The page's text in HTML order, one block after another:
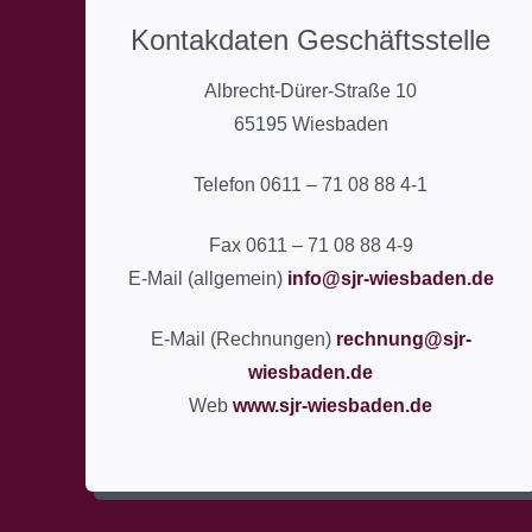
Kontakdaten Geschäftsstelle
Albrecht-Dürer-Straße 10
65195 Wiesbaden
Telefon 0611 – 71 08 88 4-1
Fax 0611 – 71 08 88 4-9
E-Mail (allgemein) info@sjr-wiesbaden.de
E-Mail (Rechnungen) rechnung@sjr-
wiesbaden.de
Webwww.sjr-wiesbaden.de